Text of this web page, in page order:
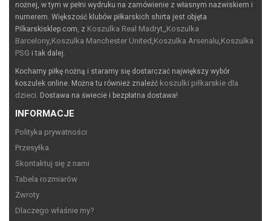
nożnej, w tym w pełni wydruku na zamówienie z własnym nazwiskiem i
numerem. Większość klubów piłkarskich shirta jest objęta
Pilkarskisklep.com, z Koszulka Real Madryt,,Koszulka
Barcelony,Koszulka Manchester United ,Koszulka Arsenalu,Koszulka
PSG i tak dalej.
Kochamy piłkę nożną i staramy się dostarczać największy wybór
koszulek online. Można tu również znaleźć koszulki piłkarskie dla
dzieci. Dostawa na świecie i bezpłatna dostawa!
INFORMACJE
Polityka prywatności
Przesyłka
Skontaktuj się z nami
Tabela rozmiarów
Zwroty
Dlaczego właśnie my?